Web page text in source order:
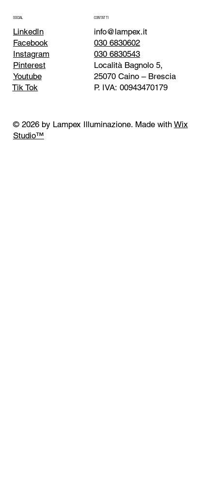
SOCIAL
LinkedIn
Facebook
Instagram
Pinterest
Youtube
Tik Tok
CONTATTI
info@lampex.it
030 6830602
030 6830543
Località Bagnolo 5,
25070 Caino – Brescia
P. IVA: 00943470179
© 2026 by Lampex Illuminazione. Made with Wix
Studio™